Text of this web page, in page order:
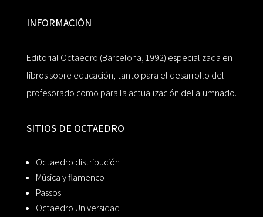
INFORMACIÓN
Editorial Octaedro (Barcelona, 1992) especializada en
libros sobre educación, tanto para el desarrollo del
profesorado como para la actualización del alumnado.
SITIOS DE OCTAEDRO
Octaedro distribución
Música y flamenco
Passos
Octaedro Universidad